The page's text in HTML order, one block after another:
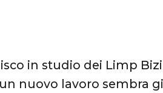
in studio dei Limp
nuovo lavoro sembra